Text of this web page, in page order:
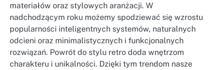
materiałów oraz stylowych aranżacji. W
nadchodzącym roku możemy spodziewać się wzrostu
popularności inteligentnych systemów, naturalnych
odcieni oraz minimalistycznych i funkcjonalnych
rozwiązań. Powrót do stylu retro doda wnętrzom
charakteru i unikalności. Dzięki tym trendom nasze